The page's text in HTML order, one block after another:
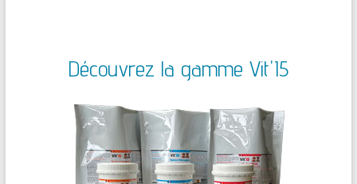
Découvrez la gamme Vit'I5